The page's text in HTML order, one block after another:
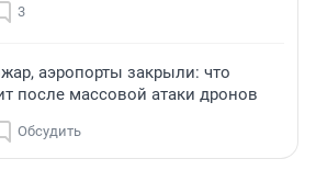
3
аэропорты закрыли: что
после массовой атаки дронов
Обсудить